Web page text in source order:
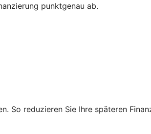
punktgenau ab.
So reduzieren Sie Ihre späteren